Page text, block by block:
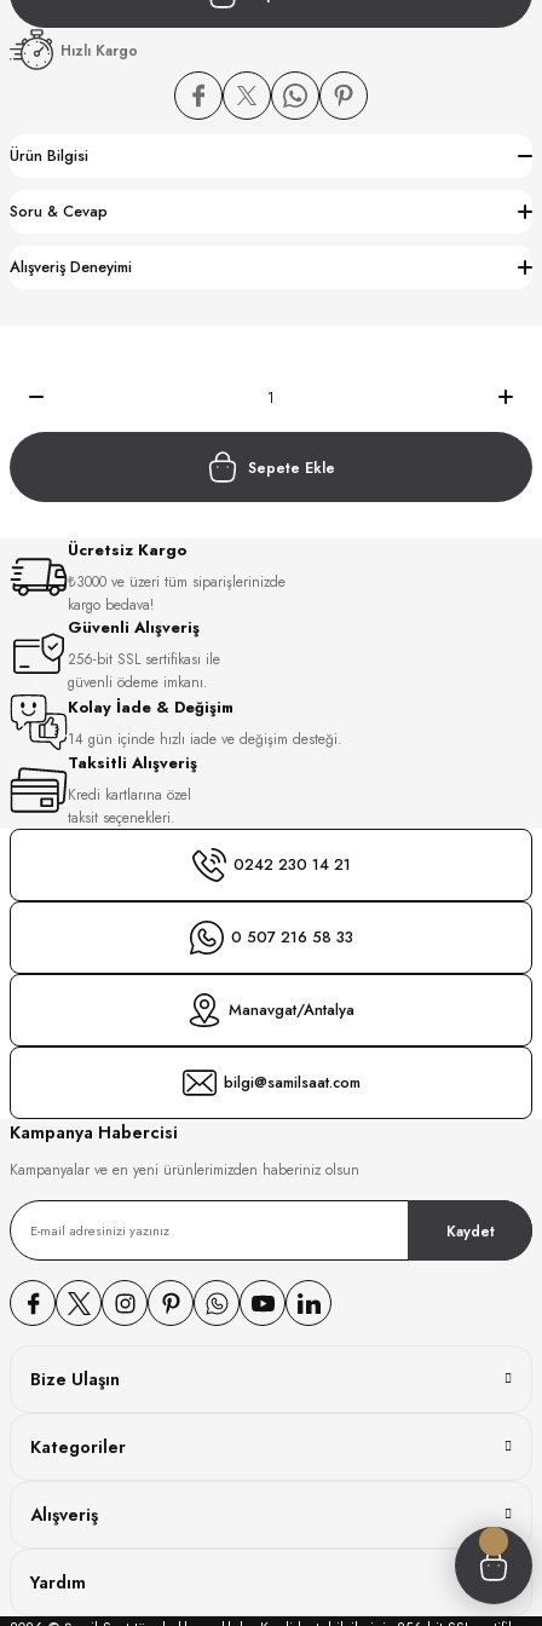
Hızlı Kargo
Ürün Bilgisi
Soru & Cevap
Alışveriş Deneyimi
Sepete Ekle
Ücretsiz Kargo
₺3000 ve üzeri tüm siparişlerinizde
kargo bedava!
Güvenli Alışveriş
256-bit SSL sertifikası ile
güvenli ödeme imkanı.
Kolay İade & Değişim
14 gün içinde hızlı iade ve değişim desteği.
Taksitli Alışveriş
Kredi kartlarına özel
taksit seçenekleri.
0242 230 14 21
0 507 216 58 33
Manavgat/Antalya
bilgi@samilsaat.com
Kampanya Habercisi
Kampanyalar ve en yeni ürünlerimizden haberiniz olsun
Kaydet
Bize Ulaşın
Kategoriler
Alışveriş
Yardım
WATCH
WATCH